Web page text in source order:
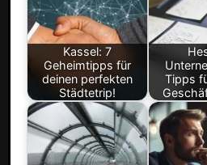
Kassel: 7
Geheimtipps für
deinen perfekten
Städtetrip!
Tipps